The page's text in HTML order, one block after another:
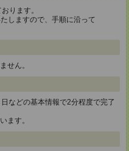
ります。
しますので、手順に沿って
せん。
などの基本情報で2分程度で完了
ます。